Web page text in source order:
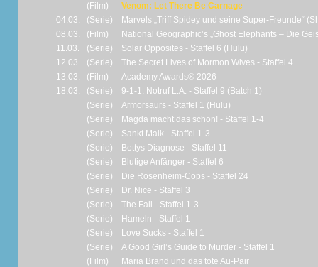
(Film)
Venom: Let There Be Carnage
04.03.
(Serie)
Marvels „Triff Spidey und seine Super-Freunde“
08.03.
(Film)
National Geographic’s „Ghost Elephants – Die
11.03.
(Serie)
Solar Opposites - Staffel 6 (Hulu)
12.03.
(Serie)
The Secret Lives of Mormon Wives - Staffel 4
13.03.
(Film)
Academy Awards® 2026
18.03.
(Serie)
9-1-1: Notruf L.A. - Staffel 9 (Batch 1)
(Serie)
Armorsaurs - Staffel 1 (Hulu)
(Serie)
Magda macht das schon! - Staffel 1-4
(Serie)
Sankt Maik - Staffel 1-3
(Serie)
Bettys Diagnose - Staffel 11
(Serie)
Blutige Anfänger - Staffel 6
(Serie)
Die Rosenheim-Cops - Staffel 24
(Serie)
Dr. Nice - Staffel 3
(Serie)
The Fall - Staffel 1-3
(Serie)
Hameln - Staffel 1
(Serie)
Love Sucks - Staffel 1
(Serie)
A Good Girl’s Guide to Murder - Staffel 1
(Film)
Maria Brand und das tote Au-Pair